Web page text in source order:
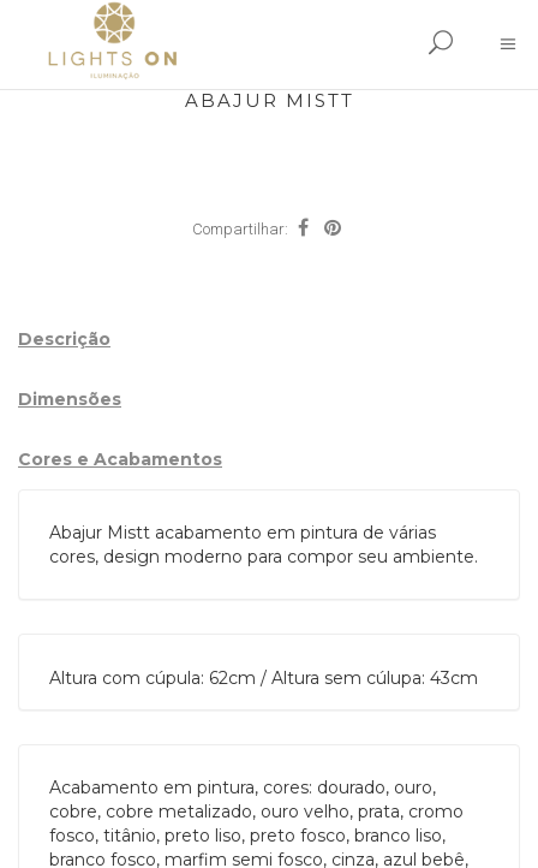
ABAJUR MISTT
Compartilhar:
Descrição
Dimensões
Cores e Acabamentos
Abajur Mistt acabamento em pintura de várias
cores, design moderno para compor seu ambiente.
Altura com cúpula: 62cm / Altura sem cúlupa: 43cm
Acabamento em pintura, cores: dourado, ouro,
cobre, cobre metalizado, ouro velho, prata, cromo
fosco, titânio, preto liso, preto fosco, branco liso,
branco fosco, marfim semi fosco, cinza, azul bebê,